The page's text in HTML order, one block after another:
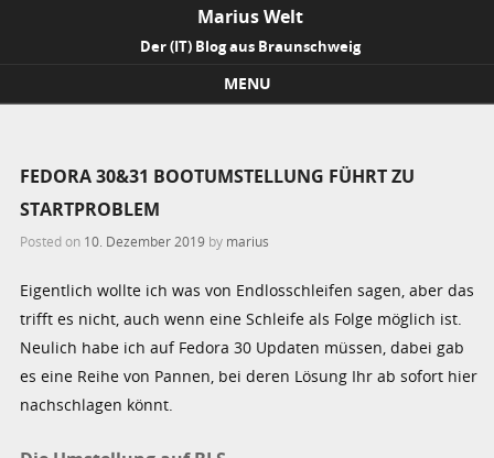
Marius Welt
Der (IT) Blog aus Braunschweig
MENU
FEDORA 30&31 BOOTUMSTELLUNG FÜHRT ZU
STARTPROBLEM
Posted on 10. Dezember 2019 by marius
Eigentlich wollte ich was von Endlosschleifen sagen, aber das
trifft es nicht, auch wenn eine Schleife als Folge möglich ist.
Neulich habe ich auf Fedora 30 Updaten müssen, dabei gab
es eine Reihe von Pannen, bei deren Lösung Ihr ab sofort hier
nachschlagen könnt.